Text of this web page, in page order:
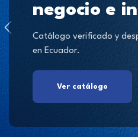
negocio e
Catálogo verificado y
en Ecuador.
Ver catálogo